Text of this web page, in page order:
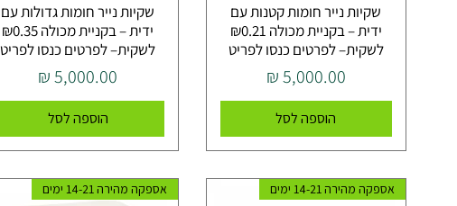
שקיות נייר חומות קטנות עם
ידית – בקניית מכולה ₪0.21
לשקית– לפרטים כנסו לפריט
מחיר
הוספה לסל
שקיות נייר חומות גדולות עם
ידית – בקניית מכולה ₪0.35
לשקית– לפרטים כנסו לפריט
מחיר
הוספה לסל
אספקה מהירה 14-21 ימים אספקה מהירה 14-21 ימים